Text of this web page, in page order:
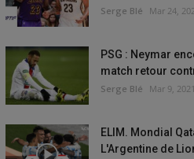
Serge Blé Mar 24,
PSG : Neymar
match retour
Serge Blé Mar 9, 2021
ELIM. Mondial
L'Argentine de